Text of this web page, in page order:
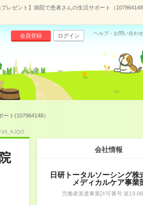
レゼント】病院で患者さんの生活サポート（
会員登録 ログイン ヘルプ・お問い合わせ
ート(107964148）
会社情報
日研トータルソーシング
メディカルケア事業
労働者派遣事業許可番号:派13-